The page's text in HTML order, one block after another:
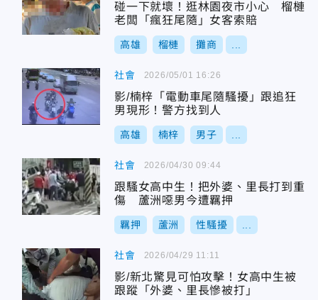
碰一下就壞！逛林園夜市小心 榴槤
老闆「瘋狂尾隨」女客索賠
高雄 榴槤 攤商
社會
影/楠梓「電動車尾隨騷擾」跟追狂
男現形！警方找到人
高雄 楠梓 男子
2026/05/01 16:26
社會
跟騷女高中生！把外婆、里長打到重
傷 蘆洲噁男今遭羈押
羈押 蘆洲 性騷擾
2026/04/30 09:44
社會
影/新北驚見可怕攻擊！女高中生被
跟蹤「外婆、里長慘被打」
2026/04/29 11:11